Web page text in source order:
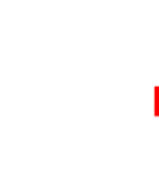
–
–
платформи за
зі
Також